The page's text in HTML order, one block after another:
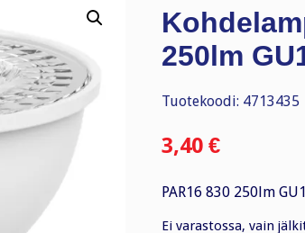
250lm
Tuotekoodi: 4713435
3,40 €
PAR16 830 250lm
Ei varastossa, vain